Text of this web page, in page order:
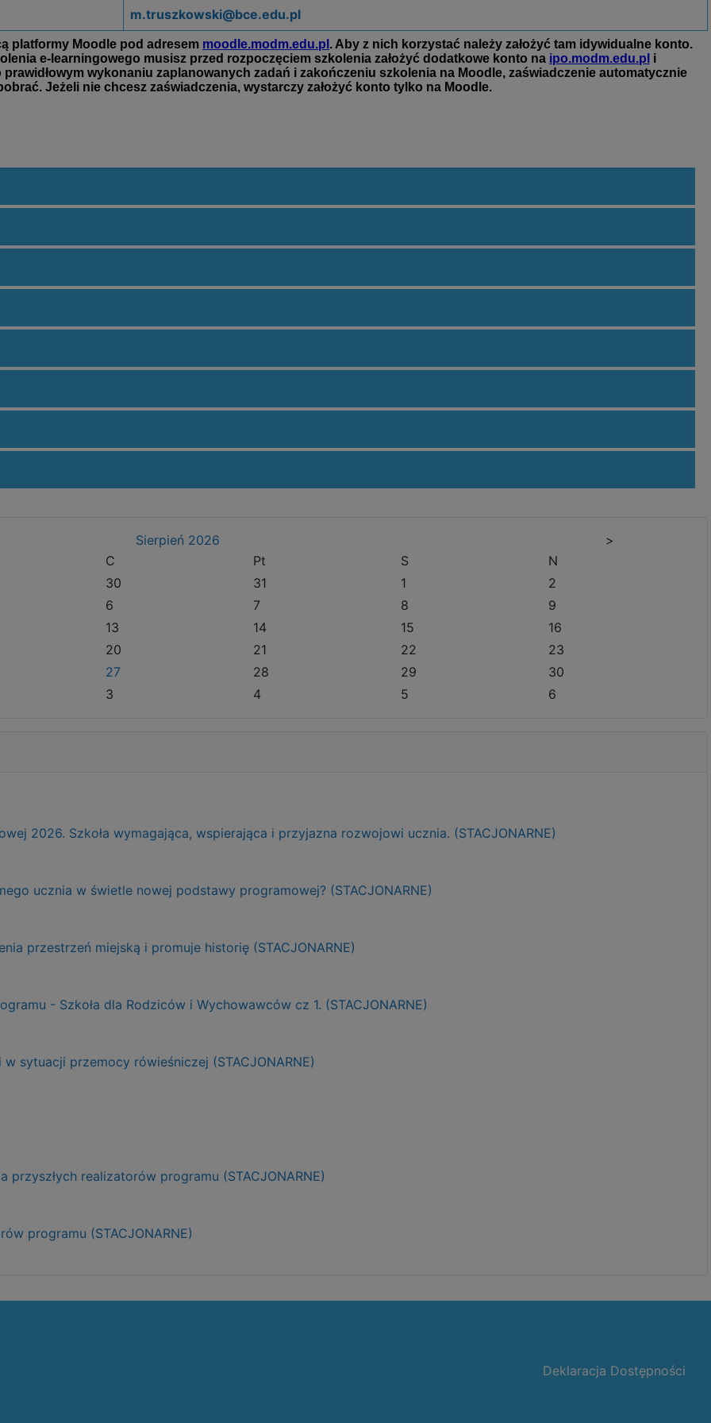
m.truszkowski@bce.edu.pl
Sierpień 2026
>
C Pt S
N
30 31 1
2
6 7 8
9
13 14 15
16
20 21 22
23
27 28 29
30
3 4 5 6
2026. Szkoła wymagająca, wspierająca i przyjazna rozwojowi ucznia. (STACJONARNE)
ucznia w świetle nowej podstawy programowej? (STACJONARNE)
przestrzeń miejską i promuje historię (STACJONARNE)
- Szkoła dla Rodziców i Wychowawców cz 1. (STACJONARNE)
sytuacji przemocy rówieśniczej (STACJONARNE)
realizatorów programu (STACJONARNE)
programu (STACJONARNE)
Deklaracja Dostępności